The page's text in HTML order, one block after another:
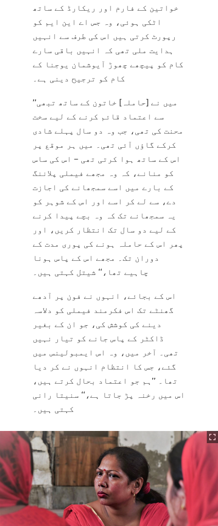
خواتین کے فارم اور ریکارڈ کے ساتھ
اٹکی ہوئی، وہ جس اے این ایم کو
رپورٹ کرتی ہیں اس کی طرف سے انہیں
ہدایت ملی تھی کہ انہیں باقی سارے
کام کو پیچھے چھوڑ آیوشمان یوجنا کے
کام کو ترجیح دینی ہے۔
’’میں نے [حاملہ] خاتون کے ساتھ تبھی
سے اعتماد قائم کرنے کے لیے سخت
محنت کی تھی، جب وہ دو سال پہلے شادی
کرکے گاؤں آئی تھی۔ میں ہر موقع پر
اس کے ساتھ ہوا کرتی تھی – اس کی ساس
کو منانے، کہ وہ مجھے فیملی پلاننگ
کے بارے میں اسے سمجھانے کی اجازت
دے، سے لے کر اسے اور اس کے شوہر کو
یہ سمجھانے تک کہ وہ بچے پیدا کرنے
کے لیے دو سال تک انتظار کریں، اور
پھر اس کے حاملہ ہونے کی پوری مدت کے
دوران تک۔ مجھے اس کے پاس ہونا
چاہیے تھا،‘‘ شیتل کہتی ہیں۔
اس کے بجائے، انہوں نے فون پر آدھے
گھنٹے تک اس فکرمند فیملی کو دلاسہ
دینے کی کوشش کی، جو ان کے بغیر
ڈاکٹر کے پاس جانے کو تیار نہیں
تھی۔ آخر میں، وہ اس ایمبولینس میں
گئے، جس کا انتظام انہوں نے کر دیا
تھا۔ ’’ہم جو اعتماد بحال کرتے ہیں،
اس میں رخنہ پڑ جاتا ہے،‘‘ سنیتا رانی
کہتی ہیں۔